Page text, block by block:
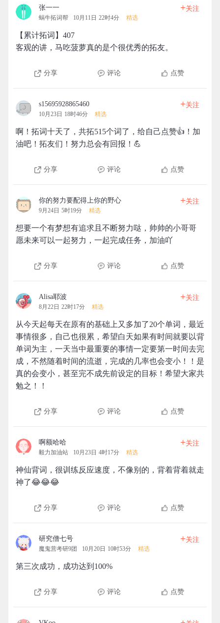
张一一
蜗牛拓词帮 10月11日 22时4分 精选
+关注
【累计拓词】407
客观的讲，马吃菠萝真的是个很优秀的拓友。
分享 评论 点赞
s15695928865460
10月23日 18时46分 精选
+关注
啊！拓词十天了，共拓515个词了，给自己点赞👍！加
油吧！拓友们！努力总会有回报！💪
分享 评论 点赞
你的努力要配得上你的野心
9月24日 5时19分 精选
+关注
想要一个有梦想有追求且不断努力哒，帅帅的小哥哥
愿未来可以一起努力，一起完成任务，加油吖
分享 评论 点赞
Alisa耶波
8月22日 22时17分 精选
+关注
从今天起每天在原有的基础上又多加了20个单词，最近
事情很多，自己也很累，希望白天如果有时间就要以背
单词为主，一天当中最重要的事情一定要第一时间去完
成，不然随着时间的流逝，完成的几率也会变小！！是
真的会变小，甚至完不成先前设定的目标！希望大家共
勉之！！
分享 评论 点赞
啊额哈哈
毅力加油站 10月23日 4时17分 精选
+关注
神仙背词，很训练反应速度，不像别的，背着背着就走
神了😂😂😂
分享 评论 点赞
研究僧七号
魔鬼营考研9团 10月20日 10时53分 精选
+关注
第三次成功，成功达到100%
分享 评论 点赞